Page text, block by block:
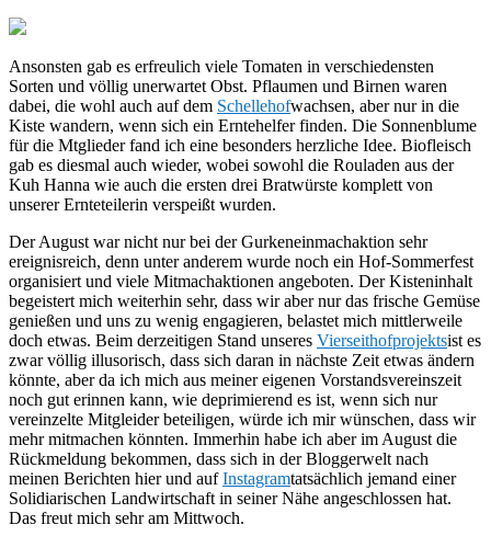
Ansonsten gab es erfreulich viele Tomaten in verschiedensten
Sorten und völlig unerwartet Obst. Pflaumen und Birnen waren
dabei, die wohl auch auf dem Schellehofwachsen, aber nur in die
Kiste wandern, wenn sich ein Erntehelfer finden. Die Sonnenblume
für die Mtglieder fand ich eine besonders herzliche Idee. Biofleisch
gab es diesmal auch wieder, wobei sowohl die Rouladen aus der
Kuh Hanna wie auch die ersten drei Bratwürste komplett von
unserer Ernteteilerin verspeißt wurden.
Der August war nicht nur bei der Gurkeneinmachaktion sehr
ereignisreich, denn unter anderem wurde noch ein Hof-Sommerfest
organisiert und viele Mitmachaktionen angeboten. Der Kisteninhalt
begeistert mich weiterhin sehr, dass wir aber nur das frische Gemüse
genießen und uns zu wenig engagieren, belastet mich mittlerweile
doch etwas. Beim derzeitigen Stand unseres Vierseithofprojektsist es
zwar völlig illusorisch, dass sich daran in nächste Zeit etwas ändern
könnte, aber da ich mich aus meiner eigenen Vorstandsvereinszeit
noch gut erinnen kann, wie deprimierend es ist, wenn sich nur
vereinzelte Mitgleider beteiligen, würde ich mir wünschen, dass wir
mehr mitmachen könnten. Immerhin habe ich aber im August die
Rückmeldung bekommen, dass sich in der Bloggerwelt nach
meinen Berichten hier und aufInstagramtatsächlich jemand einer
Solidiarischen Landwirtschaft in seiner Nähe angeschlossen hat.
Das freut mich sehr am Mittwoch.